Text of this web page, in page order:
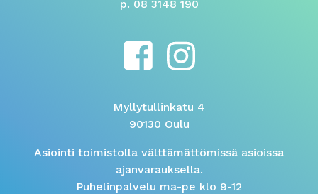
p. 08 3148 190
Myllytullinkatu 4
90130 Oulu
Asiointi toimistolla välttämättömissä asioissa
ajanvarauksella.
Puhelinpalvelu ma-pe klo 9-12